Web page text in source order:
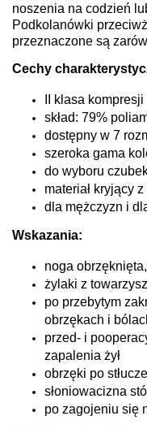
noszenia na codzień
Podkolanówki
przeznaczone są
Cechy
II klasa
skład: 79%
dostępny w 7
szeroka gama
do wyboru
materiał kryjący
dla mężczyzn i
Wskazania:
noga
żylaki z
po przebytym
obrzękach i
przed- i
zapalenia żył
obrzęki po
słoniowacizna
po zagojeniu się